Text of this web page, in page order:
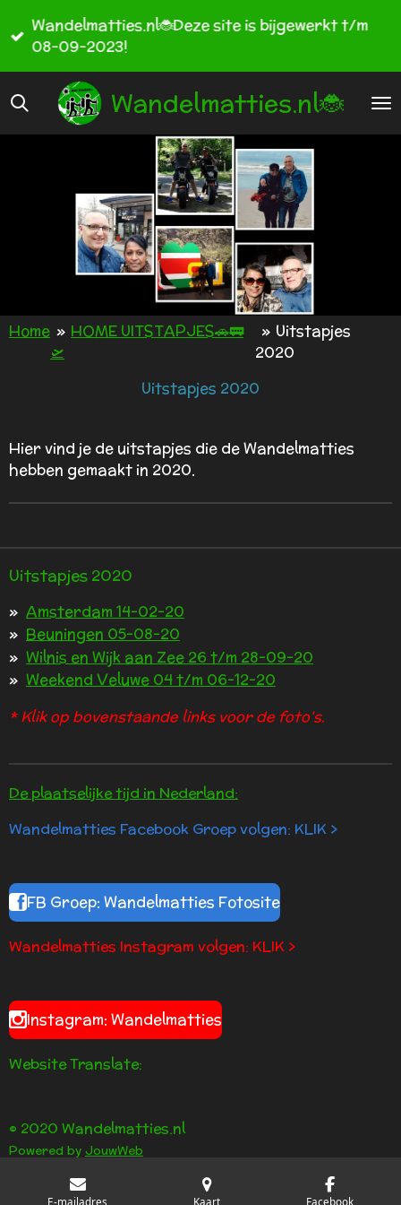
direct
hoofdinhoud
Wandelmatties.nl🐞
Wandelmatties.nl🐞Deze site is bijgewerkt t/m
08-09-2023!
Home » HOME UITSTAPJES🚗🚃
🛫
» Uitstapjes
2020
Uitstapjes 2020
Hier vind je de uitstapjes die de Wandelmatties
hebben gemaakt in 2020.
Uitstapjes 2020
Amsterdam 14-02-20
Beuningen 05-08-20
Wilnis en Wijk aan Zee 26 t/m 28-09-20
Weekend Veluwe 04 t/m 06-12-20
* Klik op bovenstaande links voor de foto's.
De plaatselijke tijd in Nederland:
Wandelmatties Facebook Groep volgen: KLIK >
FB Groep: Wandelmatties Fotosite
Wandelmatties Instagram volgen: KLIK >
Instagram: Wandelmatties
Website Translate:
© 2020 Wandelmatties.nl
Powered by JouwWeb
E-mailadres Kaart Facebook